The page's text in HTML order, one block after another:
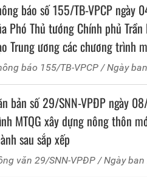
báo số 155/TB-VPCP
Phó Thủ tướng Chính phủ
Trung ương các chương trình
về tình hình triển khai
gia giai đoạn 2021 - 2025
báo 155/TB-VPCP / Ngày
bản số 29/SNN-VPĐP ngày
MTQG xây dựng nông thôn
sau sắp xếp
văn 29/SNN-VPĐP / Ngày